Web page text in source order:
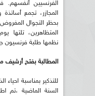
المجازر، تجمع
بحظر التجوال
نظمها طلبة فرنسيون
المطالبة بفتح أرشيف مجازر
السنة الماضية ،تم